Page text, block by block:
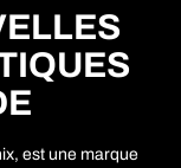
est une marque